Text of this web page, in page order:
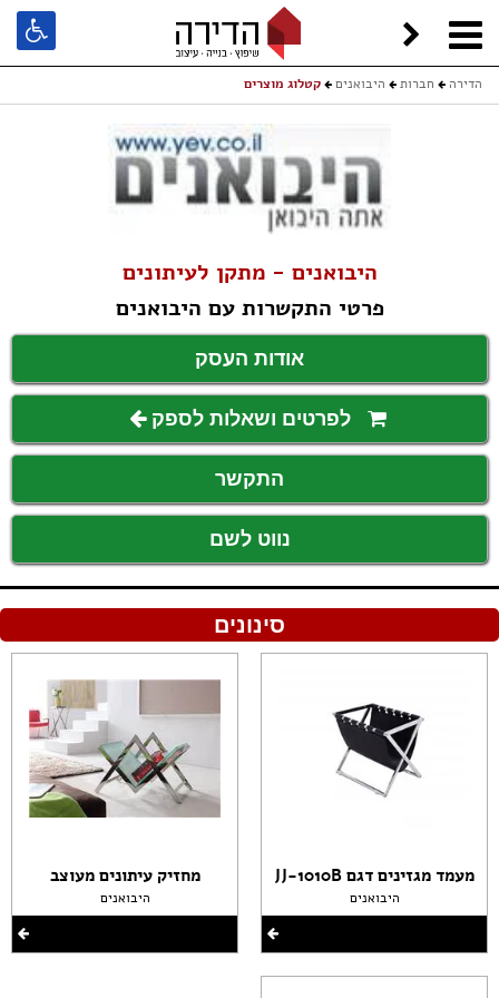
הדירה חברות היבואנים קטלוג מוצרים
היבואנים - מתקן לעיתונים
פרטי התקשרות עם היבואנים
אודות העסק
לפרטים ושאלות לספק
התקשר
נווט לשם
סינונים
מעמד מגזינים דגם JJ-1010B
היבואנים
מחזיק עיתונים מעוצב
היבואנים